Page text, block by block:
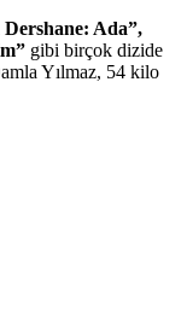
Dershane: Ada”,
gibi birçok dizide
Yılmaz, 54 kilo